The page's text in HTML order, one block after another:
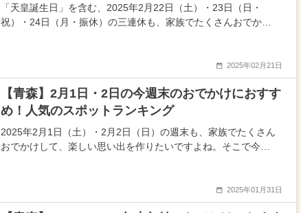
「天皇誕生日」を含む、2025年2月22日（土）・23日（日・
祝）・24日（月・振休）の三連休も、家族でたくさんおでか…
2025年02月21日
【青森】2月1日・2日の今週末のおでかけにおすす
め！人気のスポットランキング
2025年2月1日（土）・2月2日（日）の週末も、家族でたくさん
おでかけして、楽しい思い出を作りたいですよね。そこで今…
2025年01月31日